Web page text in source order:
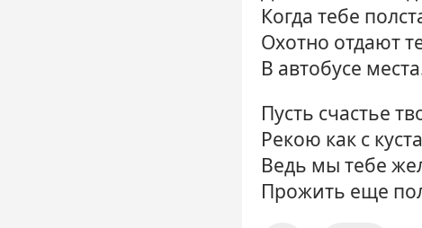
Когда тебе
Охотно отдают
В автобусе
Пусть счастье
Рекою как с
Ведь мы тебе
Прожить еще